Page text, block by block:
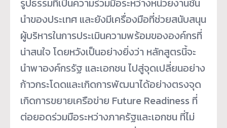
นำของประเทศ และยังมีเครื่องมือที่ช่วยสนับสนุน
ผู้บริหารในการประเมินความพร้อมขององค์กรที่
น่าสนใจ โดยหวังเป็นอย่างยิ่งว่า หลักสูตรนี้จะ
นำพาองค์กรรัฐ และเอกชน ไปสู่จุดเปลี่ยนอย่าง
ก้าวกระโดดและเกิดการพัฒนาได้อย่างตรงจุด
เกิดการขยายเครือข่าย Future Readiness ที่
ต่อยอดร่วมมือระหว่างภาครัฐและเอกชน ที่ไม่